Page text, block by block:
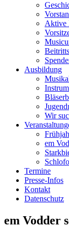
Aktive
Ausbildung
Wir
em
Termine
Presse-Infos
Kontakt
Datenschutz
em Vodder